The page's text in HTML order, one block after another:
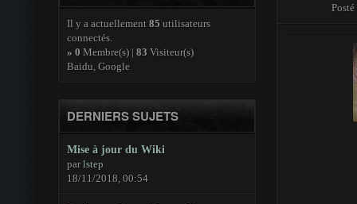
Il y a actuellement 85 utilisateurs
connectés.
» 0 Membre(s) | 83 Visiteur(s)
Baidu, Google
DERNIERS SUJETS
Mise à jour du Wiki
parlstep
18/11/2018, 00:54